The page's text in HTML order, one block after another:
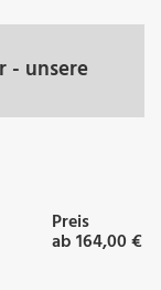
- unsere
Preis
ab 164,00 €